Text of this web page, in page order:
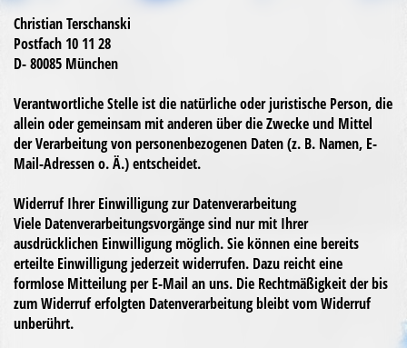
Christian Terschanski
Postfach 10 11 28
D- 80085 München
Verantwortliche Stelle ist die natürliche oder juristische Person, die
allein oder gemeinsam mit anderen über die Zwecke und Mittel
der Verarbeitung von personenbezogenen Daten (z. B. Namen, E-
Mail-Adressen o. Ä.) entscheidet.
Widerruf Ihrer Einwilligung zur Datenverarbeitung
Viele Datenverarbeitungsvorgänge sind nur mit Ihrer
ausdrücklichen Einwilligung möglich. Sie können eine bereits
erteilte Einwilligung jederzeit widerrufen. Dazu reicht eine
formlose Mitteilung per E-Mail an uns. Die Rechtmäßigkeit der bis
zum Widerruf erfolgten Datenverarbeitung bleibt vom Widerruf
unberührt.